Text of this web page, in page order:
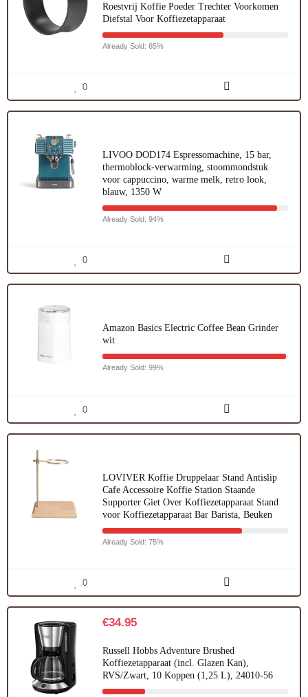
Roestvrij Koffie Poeder Trechter Voorkomen
Diefstal Voor Koffiezetapparaat
Already Sold: 65%
0
LIVOO DOD174 Espressomachine, 15 bar,
thermoblock-verwarming, stoommondstuk
voor cappuccino, warme melk, retro look,
blauw, 1350 W
Already Sold: 94%
0
Amazon Basics Electric Coffee Bean Grinder
wit
Already Sold: 99%
0
LOVIVER Koffie Druppelaar Stand Antislip
Cafe Accessoire Koffie Station Staande
Supporter Giet Over Koffiezetapparaat Stand
voor Koffiezetapparaat Bar Barista, Beuken
Already Sold: 75%
0
€34.95
Russell Hobbs Adventure Brushed
Koffiezetapparaat (incl. Glazen Kan),
RVS/Zwart, 10 Koppen (1,25 L), 24010-56